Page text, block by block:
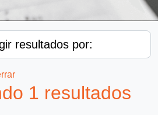
resultados por:
1 resultados